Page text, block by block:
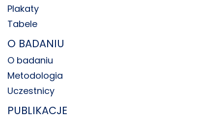
Plakaty
Tabele
O BADANIU
O badaniu
Metodologia
Uczestnicy
PUBLIKACJE